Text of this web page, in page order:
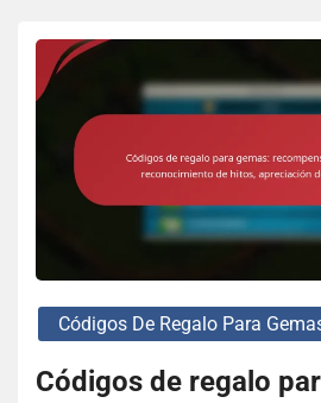
Códigos De Regalo Para
Códigos de regalo